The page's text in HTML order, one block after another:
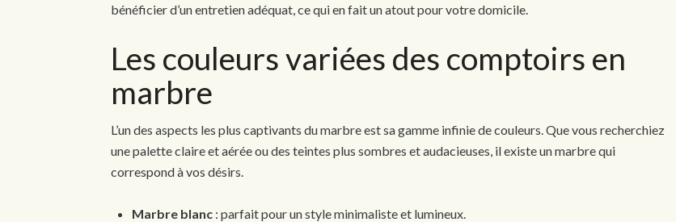
bénéficier d’un entretien adéquat, ce qui en fait un atout pour votre domicile.
Les couleurs variées des comptoirs en
marbre
L’un des aspects les plus captivants du marbre est sa gamme infinie de couleurs. Que vous recherchiez
une palette claire et aérée ou des teintes plus sombres et audacieuses, il existe un marbre qui
correspond à vos désirs.
Marbre blanc : parfait pour un style minimaliste et lumineux.